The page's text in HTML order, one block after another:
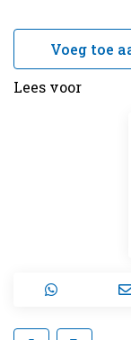
Lees voor